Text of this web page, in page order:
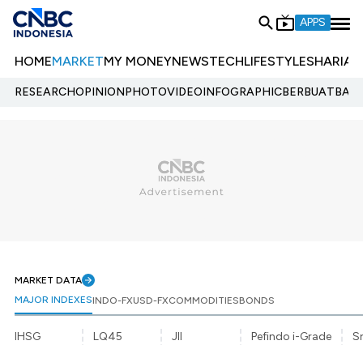
APPS
HOMEMARKETMY MONEYNEWSTECHLIFESTYLESHARIA
RESEARCHOPINIONPHOTOVIDEOINFOGRAPHIC
MARKET DATA
MAJOR INDEXESINDO-FXUSD-FXCOMMODITIESBONDS
IHSG
LQ45
JII
Pefindo i-Grade